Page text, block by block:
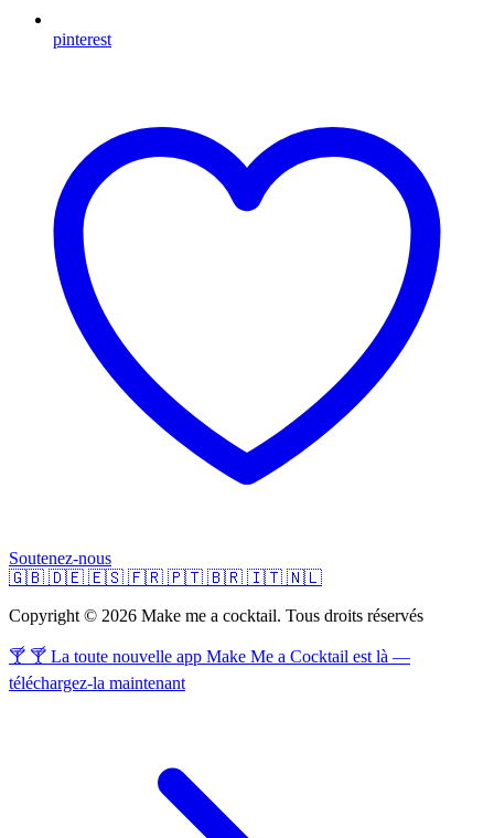
pinterest
Soutenez-nous
🇬🇧 🇩🇪 🇪🇸 🇫🇷 🇵🇹 🇧🇷 🇮🇹 🇳🇱
Copyright © 2026 Make me a cocktail. Tous droits réservés
🍸 🍸 La toute nouvelle app Make Me a Cocktail est là —
téléchargez-la maintenant